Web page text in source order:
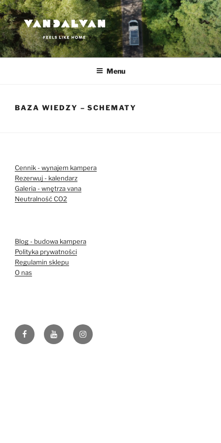
Przejdź
do
treści
VANDALVAN
Feels like home
Menu
BAZA WIEDZY – SCHEMATY
Cennik - wynajem kampera
Rezerwuj - kalendarz
Galeria - wnętrza vana
Neutralność CO2
Blog - budowa kampera
Polityka prywatności
Regulamin sklepu
O nas
FacebookYouTubeInstagram